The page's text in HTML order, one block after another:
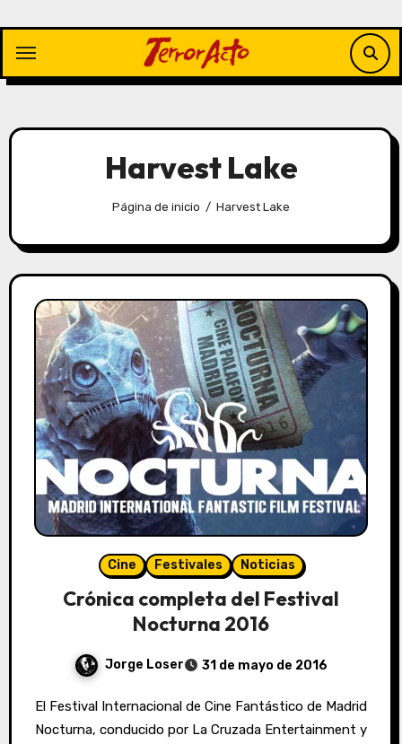
contenido
Harvest Lake
Página de inicio Harvest Lake
Cine Festivales Noticias
Crónica completa del Festival
Nocturna 2016
Jorge Loser 31 de mayo de 2016
El Festival Internacional de Cine Fantástico de Madrid
Nocturna, conducido por La Cruzada Entertainment y